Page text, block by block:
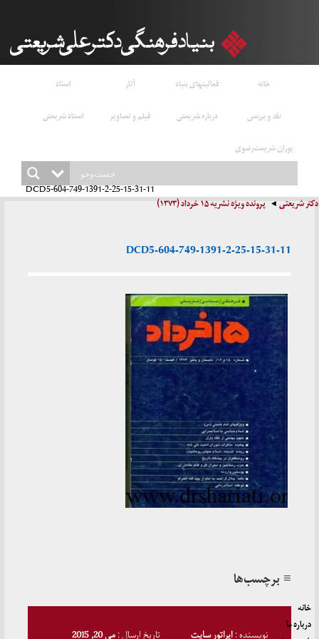
خانه فعالیتهای بنیاد آثار
اسناد
نقد و بررسی
درباره شریعتی فیلم و تصاویر
استاد شریعتی
پوران شریعت‌رضوی
دکتر شریعتی پرونده ویژه نشریه ۱۵ خرداد (۱۳۷۳)
604-749-1391-2-25-15-31-11-DCD5
604-749-1391-2-25-15-31-11-DCD5
≡ برچسب‌ها
نویسنده :اپراتور سایت تاریخ ارسال :می 20, 2015
خانه
درباره ما